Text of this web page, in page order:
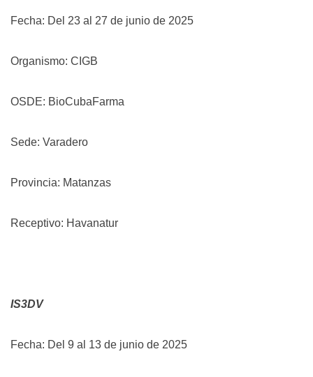
Fecha: Del 23 al 27 de junio de 2025
Organismo: CIGB
OSDE: BioCubaFarma
Sede: Varadero
Provincia: Matanzas
Receptivo: Havanatur
IS3DV
Fecha: Del 9 al 13 de junio de 2025